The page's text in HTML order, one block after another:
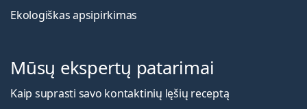
Ekologiškas apsipirkimas
Mūsų ekspertų patarimai
Kaip suprasti savo kontaktinių lęšių receptą